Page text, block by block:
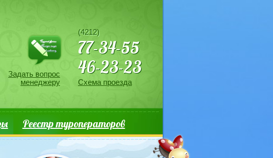
Задать вопрос
менеджеру
(4212)
77-34-55
46-23-23
Схема проезда
Реестр туроператоров